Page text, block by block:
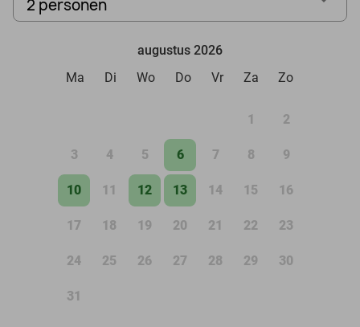
2 personen
augustus 2026
Ma
Di Wo Do Vr Za Zo
1 2
3 4 5 6 7 8 9
10 11 12 13 14 15 16
17 18 19 20 21 22 23
24 25 26 27 28 29 30
31